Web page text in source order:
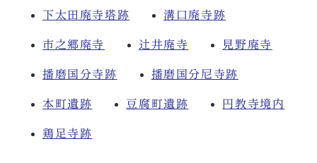
下太田廃寺塔跡 溝口廃寺跡
市之郷廃寺 辻井廃寺 見野廃寺
播磨国分寺跡 播磨国分尼寺跡
本町遺跡 豆腐町遺跡 円教寺境内
鶏足寺跡